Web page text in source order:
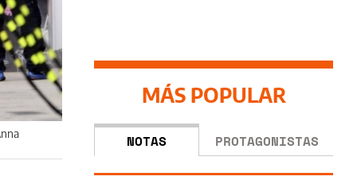
MÁS POPULAR
NOTAS PROTAGONISTAS